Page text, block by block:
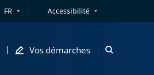
FR Accessibilité
Vos démarches
Ouvrir